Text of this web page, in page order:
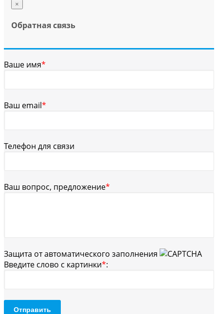
×
Обратная связь
Ваше имя*
Ваш email*
Телефон для связи
Ваш вопрос, предложение*
Защита от автоматического заполнения
Введите слово с картинки*:
Отправить